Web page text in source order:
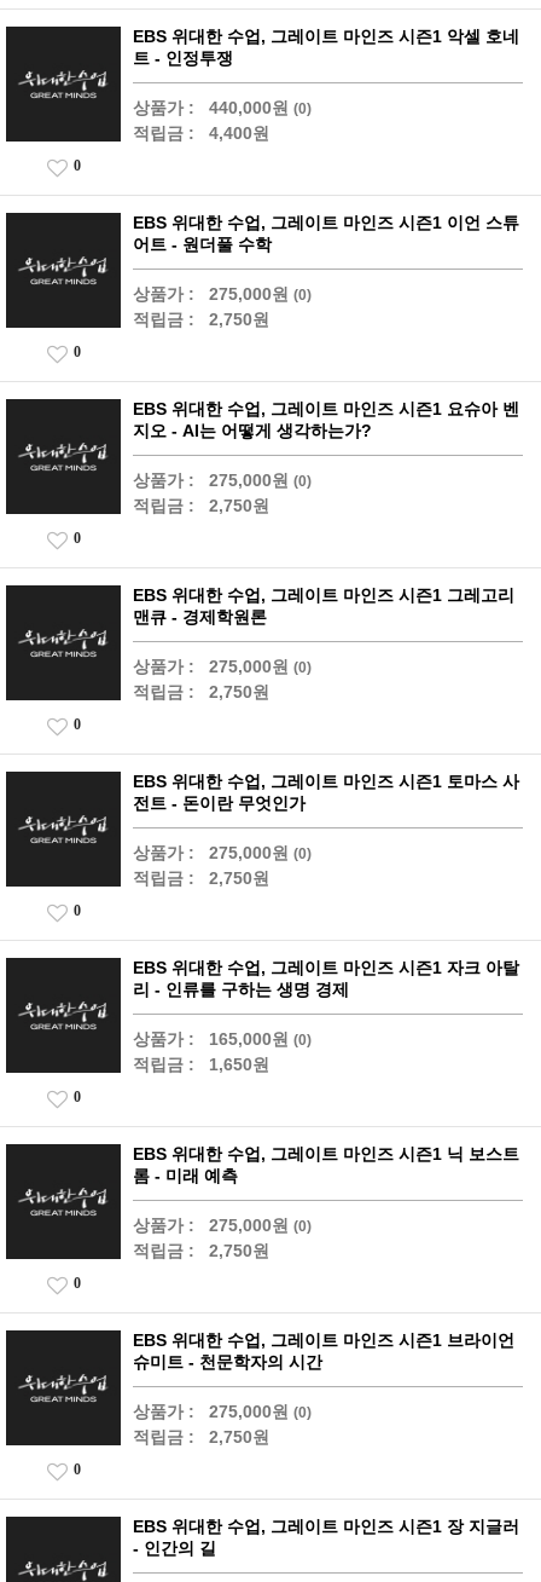
EBS 위대한 수업, 그레이트 마인즈 시즌1 악셀 호네
트 - 인정투쟁
상품가 : 440,000원 (0)
적립금 : 4,400원
0
EBS 위대한 수업, 그레이트 마인즈 시즌1 이언 스튜
어트 - 원더풀 수학
상품가 : 275,000원 (0)
적립금 : 2,750원
0
EBS 위대한 수업, 그레이트 마인즈 시즌1 요슈아 벤
지오 - AI는 어떻게 생각하는가?
상품가 : 275,000원 (0)
적립금 : 2,750원
0
EBS 위대한 수업, 그레이트 마인즈 시즌1 그레고리
맨큐 - 경제학원론
상품가 : 275,000원 (0)
적립금 : 2,750원
0
EBS 위대한 수업, 그레이트 마인즈 시즌1 토마스 사
전트 - 돈이란 무엇인가
상품가 : 275,000원 (0)
적립금 : 2,750원
0
EBS 위대한 수업, 그레이트 마인즈 시즌1 자크 아탈
리 - 인류를 구하는 생명 경제
상품가 : 165,000원 (0)
적립금 : 1,650원
0
EBS 위대한 수업, 그레이트 마인즈 시즌1 닉 보스트
롬 - 미래 예측
상품가 : 275,000원 (0)
적립금 : 2,750원
0
EBS 위대한 수업, 그레이트 마인즈 시즌1 브라이언
슈미트 - 천문학자의 시간
상품가 : 275,000원 (0)
적립금 : 2,750원
0
EBS 위대한 수업, 그레이트 마인즈 시즌1 장 지글러
- 인간의 길